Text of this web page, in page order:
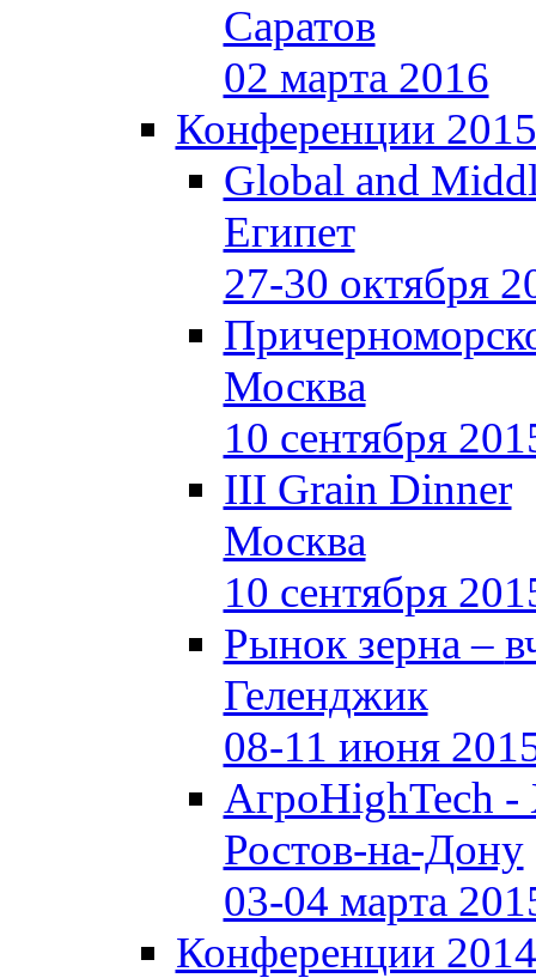
Саратов
02 марта 2016
Конференции 2015
Global and
Египет
27-30 октября
Москва
10 сентября
III Grain Dinner
Москва
10 сентября
Рынок зерна –
Геленджик
08-11 июня
АгроHighTech
Ростов-на-Дону
03-04 марта
Конференции 2014